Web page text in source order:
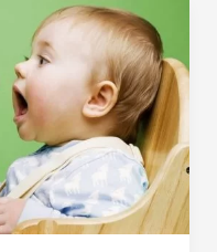
کمکی
و
جامد
به
نوزاد
(صفر
تا